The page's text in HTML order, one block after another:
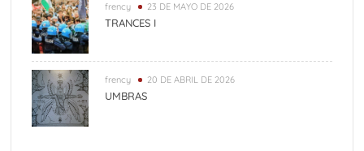
frency 23 DE MAYO DE 2026
TRANCES I
frency 20 DE ABRIL DE 2026
UMBRAS